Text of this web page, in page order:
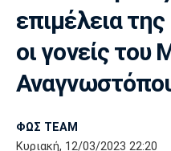
ΠΟΛΟ
AUTO-MOTO
Super League 2
Γ Εθνική
Ελλάδα
Εθνική
Ολυμπιακοί Αγώνες
Βόλεϊ
Ολυμπιακός
επιμέλεια
οι γονείς
ΦΩΣ TEAM
Κυριακή, 12/03/2023 22:20